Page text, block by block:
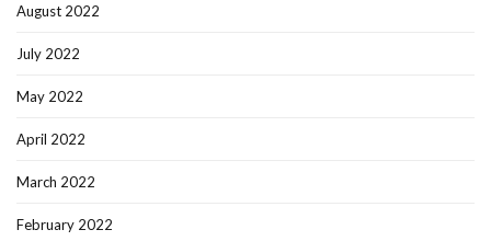
August 2022
July 2022
May 2022
April 2022
March 2022
February 2022